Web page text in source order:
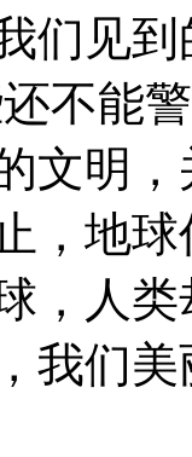
们见
不能
文明
，地
，人
我们